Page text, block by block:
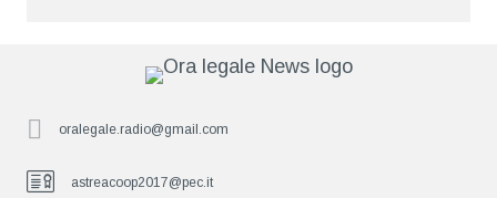
oralegale.radio@gmail.com
astreacoop2017@pec.it